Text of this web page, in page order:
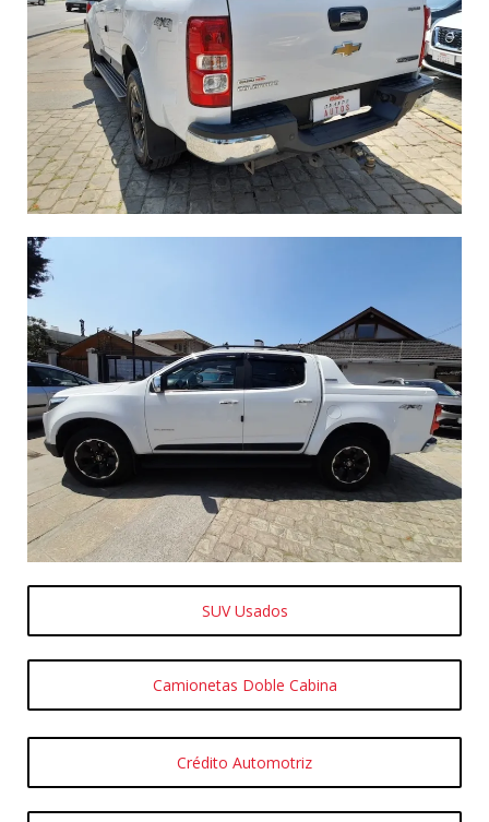
SUV Usados
Camionetas Doble Cabina
Crédito Automotriz